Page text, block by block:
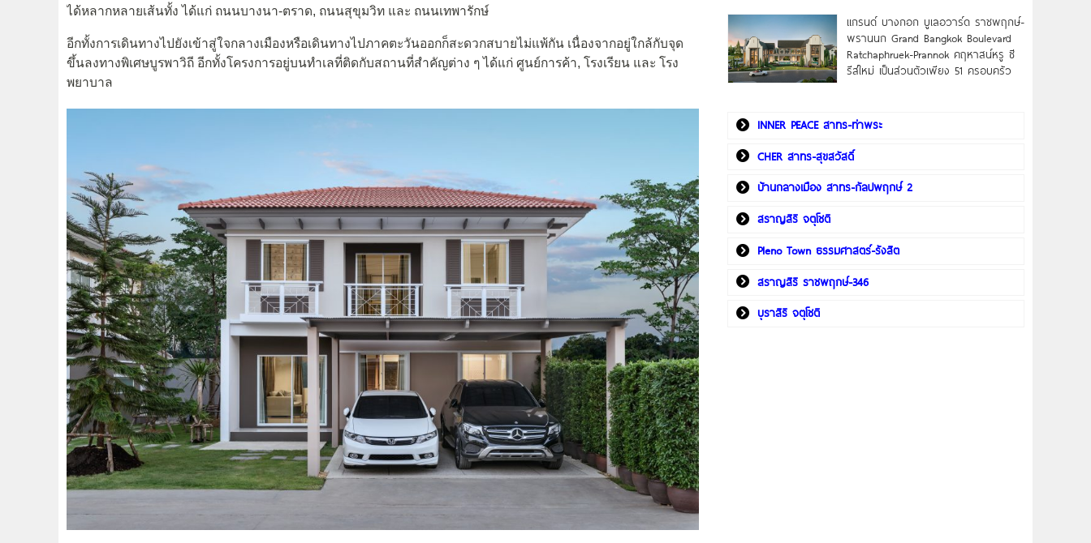
ได้หลากหลายเส้นทั้ง ได้แก่ ถนนบางนา-ตราด, ถนนสุขุมวิท และ ถนนเทพารักษ์
อีกทั้งการเดินทางไปยังเข้าสู่ใจกลางเมืองหรือเดินทางไปภาคตะวันออกก็สะดวกสบายไม่แพ้กัน เนื่องจากอยู่ใกล้กับจุด
ขึ้นลงทางพิเศษบูรพาวิถี อีกทั้งโครงการอยู่บนทำเลที่ติดกับสถานที่สำคัญต่าง ๆ ได้แก่ ศูนย์การค้า, โรงเรียน และ โรง
พยาบาล
แกรนด์ บางกอก บูเลอวาร์ด ราชพฤกษ์-
พรานนก Grand Bangkok Boulevard
Ratchaphruek-Prannok คฤหาสน์หรู ซี
รีส์ใหม่ เป็นส่วนตัวเพียง 51 ครอบครัว
INNER PEACE สาทร-ท่าพระ
CHER สาทร-สุขสวัสดิ์
บ้านกลางเมือง สาทร-กัลปพฤกษ์ 2
สราญสิริ จตุโชติ
Pleno Town ธรรมศาสตร์-รังสิต
สราญสิริ ราชพฤกษ์-346
บุราสิริ จตุโชติ